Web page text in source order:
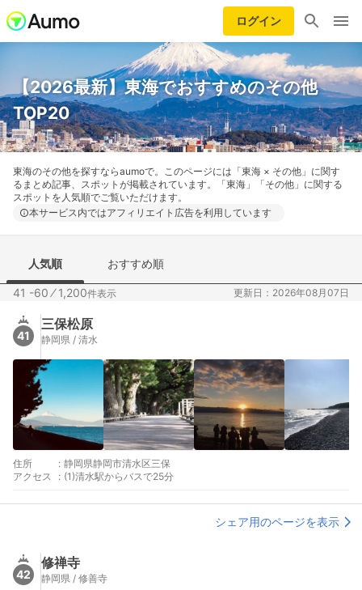
ログイン
【2026最新】東海でおすすめのその他
TOP20
東海のその他を探すならaumoで。このページには「東海 × その他」に関す
るまとめ記事、スポットが掲載されています。「東海」「その他」に関する
スポットを人気順でご覧いただけます。
本サービス内ではアフィリエイト広告を利用しています
人気順 おすすめ順
41 -60 ⁄1,200件表示 更新日：2026年08月07日
41
三保松原
静岡県 / 清水
住所 : 静岡県静岡市清水区三保
アクセス
: (1)清水駅からバスで25分
シェア用のページを表示
42
修禅寺
静岡県 / 修善寺